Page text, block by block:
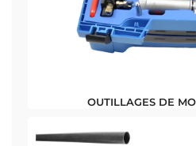
OUTILLAGES DE